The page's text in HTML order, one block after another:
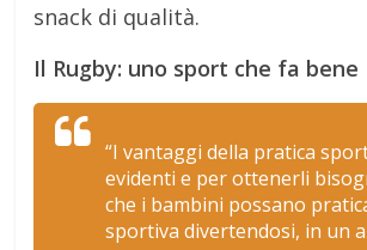
snack di qualità.
Il Rugby: uno sport che fa bene
“I vantaggi della pratica
evidenti e per ottenerli
che i bambini possano
sportiva divertendosi, in un